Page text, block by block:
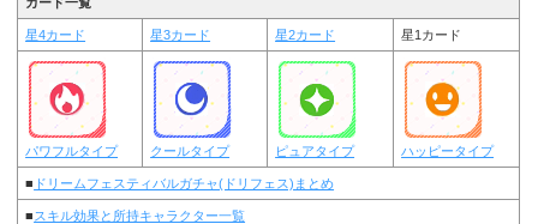
星4カード 星3カード 星2カード 星1カード
パワフルタイプ クールタイプ ピュアタイプ ハッピータイプ
■ ドリームフェスティバルガチャ(ドリフェス)まとめ
■スキル効果と所持キャラクター一覧